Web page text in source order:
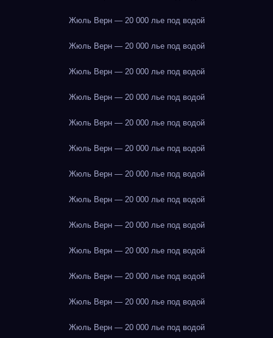
Жюль Верн — 20 000 лье под водой
Жюль Верн — 20 000 лье под водой
Жюль Верн — 20 000 лье под водой
Жюль Верн — 20 000 лье под водой
Жюль Верн — 20 000 лье под водой
Жюль Верн — 20 000 лье под водой
Жюль Верн — 20 000 лье под водой
Жюль Верн — 20 000 лье под водой
Жюль Верн — 20 000 лье под водой
Жюль Верн — 20 000 лье под водой
Жюль Верн — 20 000 лье под водой
Жюль Верн — 20 000 лье под водой
Жюль Верн — 20 000 лье под водой